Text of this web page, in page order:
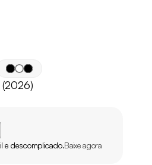
(2026)
e descomplicado.Baixe agora